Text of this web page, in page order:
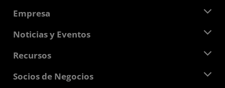
Empresa
Acerca de AMD
Responsabilidad corporativa
Carreras profesionales
Contáctanos
Noticias y Eventos
Sala de prensa
Biblioteca multimedia
Recursos
Centro para desarrolladores
Socios de Negocios